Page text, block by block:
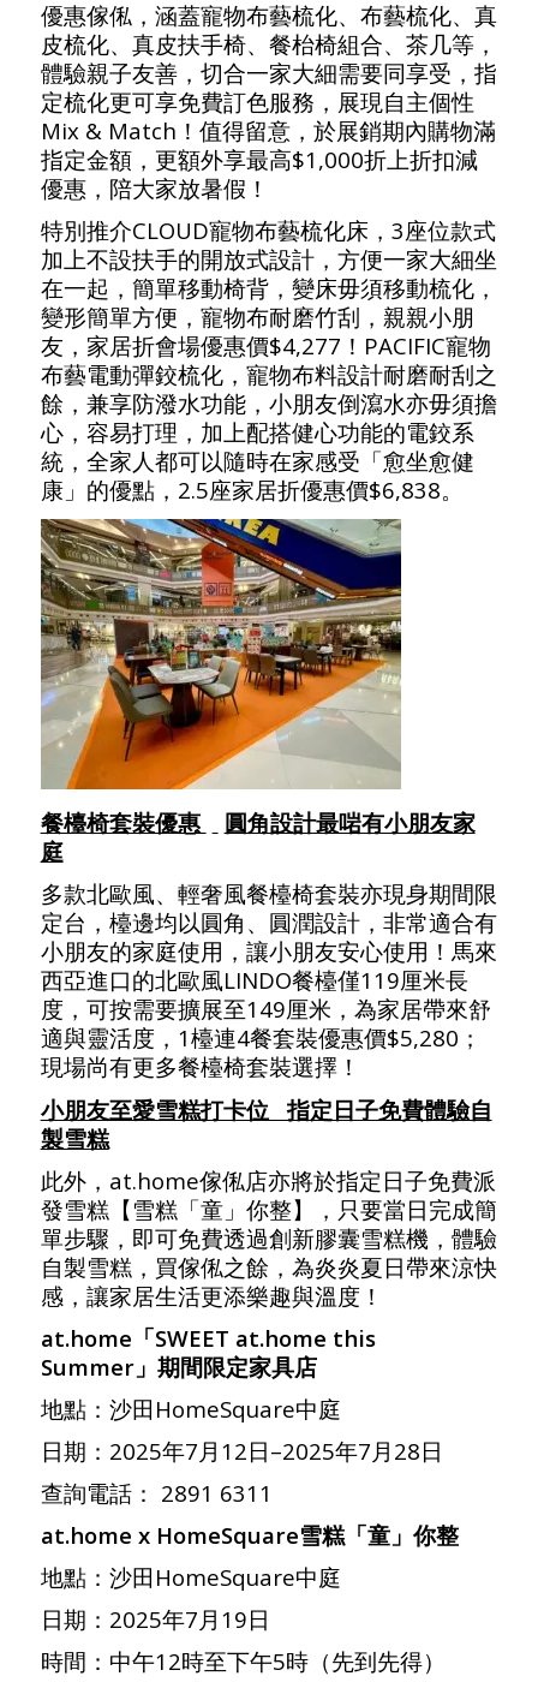
優惠傢俬，涵蓋寵物布藝梳化、布藝梳化、真
皮梳化、真皮扶手椅、餐枱椅組合、茶几等，
體驗親子友善，切合一家大細需要同享受，指
定梳化更可享免費訂色服務，展現自主個性
Mix & Match！值得留意，於展銷期內購物滿
指定金額，更額外享最高$1,000折上折扣減
優惠，陪大家放暑假！
特別推介CLOUD寵物布藝梳化床，3座位款式
加上不設扶手的開放式設計，方便一家大細坐
在一起，簡單移動椅背，變床毋須移動梳化，
變形簡單方便，寵物布耐磨竹刮，親親小朋
友，家居折會場優惠價$4,277！PACIFIC寵物
布藝電動彈鉸梳化，寵物布料設計耐磨耐刮之
餘，兼享防潑水功能，小朋友倒瀉水亦毋須擔
心，容易打理，加上配搭健心功能的電鉸系
統，全家人都可以隨時在家感受「愈坐愈健
康」的優點，2.5座家居折優惠價$6,838。
餐檯椅套裝優惠
圓角設計最啱有小朋友家
庭
多款北歐風、輕奢風餐檯椅套裝亦現身期間限
定台，檯邊均以圓角、圓潤設計，非常適合有
小朋友的家庭使用，讓小朋友安心使用！馬來
西亞進口的北歐風LINDO餐檯僅119厘米長
度，可按需要擴展至149厘米，為家居帶來舒
適與靈活度，1檯連4餐套裝優惠價$5,280；
現場尚有更多餐檯椅套裝選擇！
小朋友至愛雪糕打卡位 指定日子免費體驗自
製雪糕
此外，at.home傢俬店亦將於指定日子免費派
發雪糕【雪糕「童」你整】，只要當日完成簡
單步驟，即可免費透過創新膠囊雪糕機，體驗
自製雪糕，買傢俬之餘，為炎炎夏日帶來涼快
感，讓家居生活更添樂趣與溫度！
at.home 「SWEET at.home this
Summer」期間限定家具店
地點：沙田HomeSquare中庭
日期：2025年7月12日–2025年7月28日
查詢電話： 2891 6311
at.home x HomeSquare雪糕「童」你整
地點：沙田HomeSquare中庭
日期：2025年7月19日
時間：中午12時至下午5時（先到先得）